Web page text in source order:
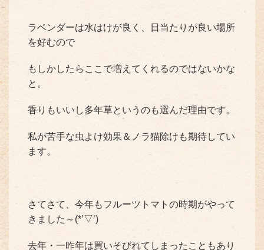
ラベンダーは水はけが良く、日当たりが良い場所
を好むので
もしかしたらここで増えてくれるのではないかな
と。
香りもいいし多年草というのも選んだ理由です。
私が苦手な虫よけ効果＆ノラ猫除けも期待してい
ます。
さてさて、今年もフルーツトマトの時期がやって
きました～(*’▽’)
去年・一昨年は買いそびれてしまったこともあり